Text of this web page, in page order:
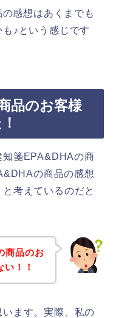
感想はあくまでも
♪という感じです
品のお客様
知箋EPA&DHAの商
の商品の感想
考えているのだと
商品のお
！！
ます。実際、私の